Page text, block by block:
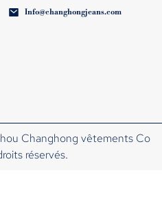
Info@changhongjeans.com
Changhong vêtements Co
réservés.